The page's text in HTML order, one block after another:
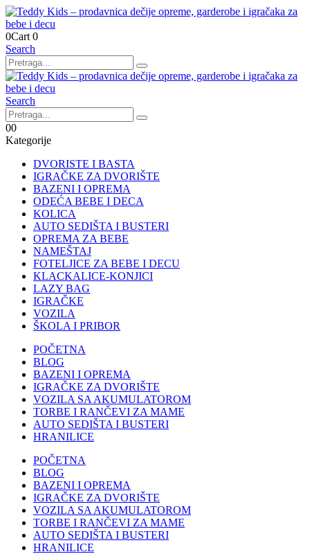
0Cart 0
Search
Search
00
Kategorije
DVORISTE I BASTA
IGRAČKE ZA DVORIŠTE
BAZENI I OPREMA
ODEĆA BEBE I DECA
KOLICA
AUTO SEDIŠTA I BUSTERI
OPREMA ZA BEBE
NAMEŠTAJ
FOTELJICE ZA BEBE I DECU
KLACKALICE-KONJICI
LAZY BAG
IGRAČKE
VOZILA
ŠKOLA I PRIBOR
POČETNA
BLOG
BAZENI I OPREMA
IGRAČKE ZA DVORIŠTE
VOZILA SA AKUMULATOROM
TORBE I RANČEVI ZA MAME
AUTO SEDIŠTA I BUSTERI
HRANILICE
POČETNA
BLOG
BAZENI I OPREMA
IGRAČKE ZA DVORIŠTE
VOZILA SA AKUMULATOROM
TORBE I RANČEVI ZA MAME
AUTO SEDIŠTA I BUSTERI
HRANILICE